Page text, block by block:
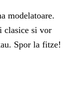
modelatoare.
clasice si vor
Spor la fitze!